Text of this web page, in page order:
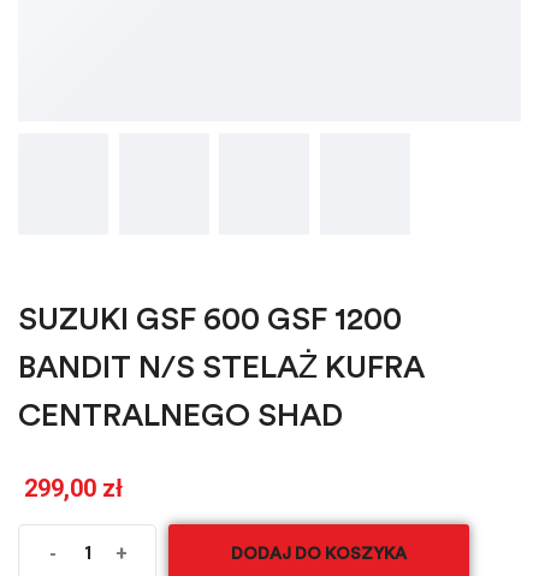
SUZUKI GSF 600 GSF 1200
BANDIT N/S STELAŻ KUFRA
CENTRALNEGO SHAD
299,00 zł
- + DODAJ DO KOSZYKA